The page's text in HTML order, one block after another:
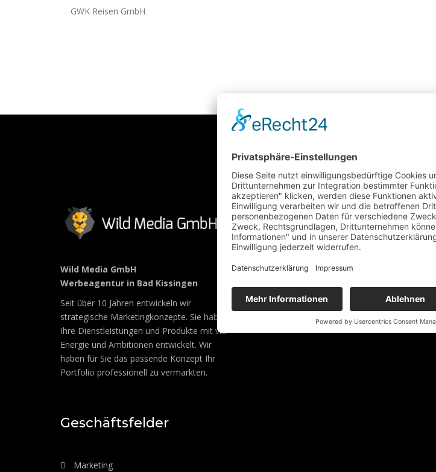
GWK Reisen GmbH
Wild Media GmbH
Werbeagentur in Bad Kissingen
Seit über 10 Jahren entwickeln wir
strategische Marketingkonzepte. Sie haben
Ihre Dienstleistungen und Produkte mit viel
Energie und Ambitionen entwickelt. Wir
haben für Sie das passende Konzept Ihr
Portfolio professionell zu vermarkten.
Geschäftsfelder
Marketing